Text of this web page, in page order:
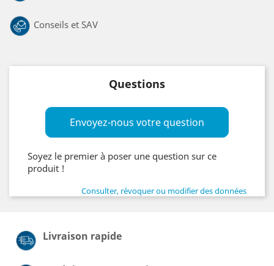
Conseils et SAV
Questions
Envoyez-nous votre question
Soyez le premier à poser une question sur ce
produit !
Consulter, révoquer ou modifier des données
Livraison rapide